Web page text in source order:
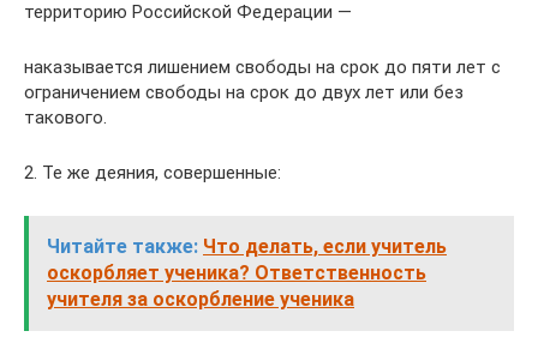
территорию Российской Федерации —
наказывается лишением свободы на срок до пяти лет с
ограничением свободы на срок до двух лет или без
такового.
2. Те же деяния, совершенные:
Читайте также: Что делать, если учитель
оскорбляет ученика? Ответственность
учителя за оскорбление ученика